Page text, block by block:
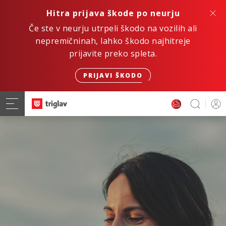
Hitra prijava škode po neurju
Če ste v neurju utrpeli škodo na vozilih ali
nepremičninah, lahko škodo najhitreje
prijavite preko spleta.
PRIJAVI ŠKODO
Hitro. Varno. Digitalno.
ZAVAROVANJE AVTOMOBILA